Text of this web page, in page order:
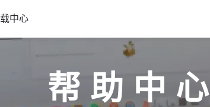
中心
帮助中心